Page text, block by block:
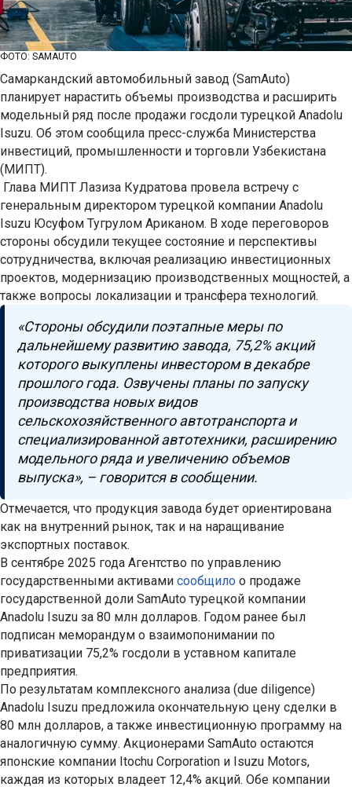
ФОТО: SAMAUTO
Самаркандский автомобильный завод (SamAuto)
планирует нарастить объемы производства и расширить
модельный ряд после продажи госдоли турецкой Anadolu
Isuzu. Об этом сообщила пресс-служба Министерства
инвестиций, промышленности и торговли Узбекистана
(МИПТ).
Глава МИПТ Лазиза Кудратова провела встречу с
генеральным директором турецкой компании Anadolu
Isuzu Юсуфом Тугрулом Ариканом. В ходе переговоров
стороны обсудили текущее состояние и перспективы
сотрудничества, включая реализацию инвестиционных
проектов, модернизацию производственных мощностей, а
также вопросы локализации и трансфера технологий.
«Стороны обсудили поэтапные меры по
дальнейшему развитию завода, 75,2% акций
которого выкуплены инвестором в декабре
прошлого года. Озвучены планы по запуску
производства новых видов
сельскохозяйственного автотранспорта и
специализированной автотехники, расширению
модельного ряда и увеличению объемов
выпуска», – говорится в сообщении.
Отмечается, что продукция завода будет ориентирована
как на внутренний рынок, так и на наращивание
экспортных поставок.
В сентябре 2025 года Агентство по управлению
государственными активами сообщило о продаже
государственной доли SamAuto турецкой компании
Anadolu Isuzu за 80 млн долларов. Годом ранее был
подписан меморандум о взаимопонимании по
приватизации 75,2% госдоли в уставном капитале
предприятия.
По результатам комплексного анализа (due diligence)
Anadolu Isuzu предложила окончательную цену сделки в
80 млн долларов, а также инвестиционную программу на
аналогичную сумму. Акционерами SamAuto остаются
японские компании Itochu Corporation и Isuzu Motors,
каждая из которых владеет 12,4% акций. Обе компании